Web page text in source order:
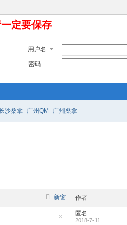
定要保存
用户名
密码
沙桑拿 广州QM 广州桑拿
新窗 作者
匿名
2018-7-11